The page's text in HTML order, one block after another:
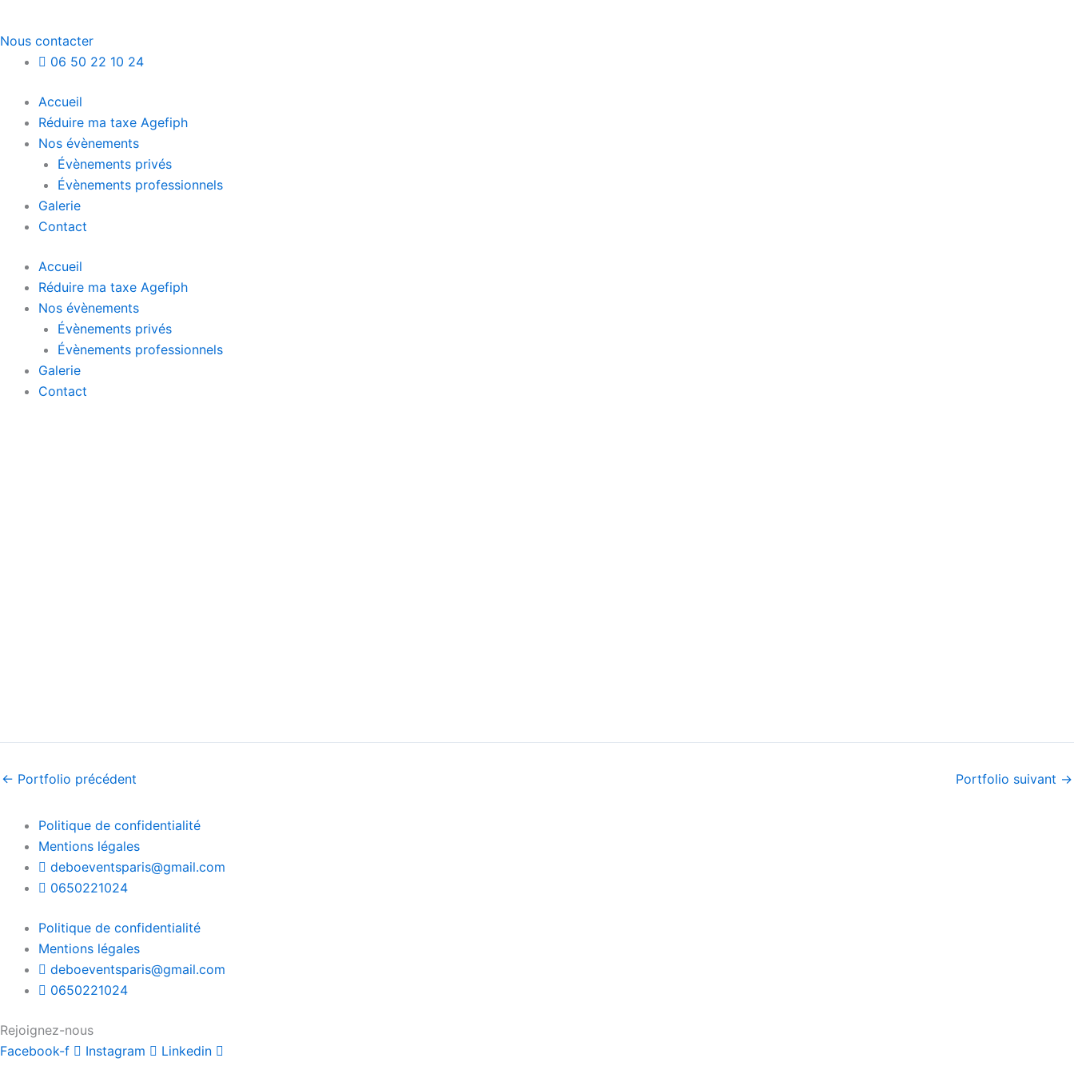
Nous contacter
06 50 22 10 24
Accueil
Réduire ma taxe Agefiph
Nos évènements
Évènements privés
Évènements professionnels
Galerie
Contact
Accueil
Réduire ma taxe Agefiph
Nos évènements
Évènements privés
Évènements professionnels
Galerie
Contact
← Portfolio précédent Portfolio suivant →
Politique de confidentialité
Mentions légales
deboeventsparis@gmail.com
0650221024
Politique de confidentialité
Mentions légales
deboeventsparis@gmail.com
0650221024
Rejoignez-nous
Facebook-f
Instagram
Linkedin